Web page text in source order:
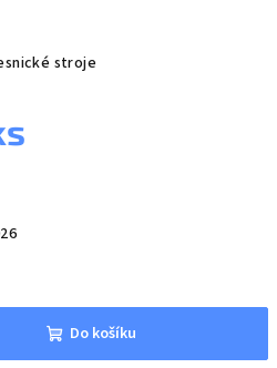
stroje
Do košíku